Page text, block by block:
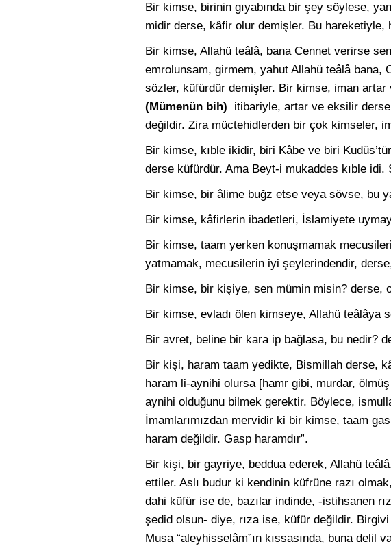
Bir kimse, birinin gıyabında bir şey söylese,
midir derse, kâfir olur demişler. Bu hareketiyle,
Bir kimse, Allahü teâlâ, bana Cennet verirse
emrolunsam, girmem, yahut Allahü teâlâ bana,
sözler, küfürdür demişler. Bir kimse, iman
(Mümenün bih) itibariyle, artar ve eksilir
değildir. Zira müctehidlerden bir çok kimseler,
Bir kimse, kıble ikidir, biri Kâbe ve biri
derse küfürdür. Ama Beyt-i mukaddes kıble
Bir kimse, bir âlime buğz etse veya sövse, bu
Bir kimse, kâfirlerin ibadetleri, İslamiyete
Bir kimse, taam yerken konuşmamak
yatmamak, mecusilerin iyi şeylerindendir,
Bir kimse, bir kişiye, sen mümin misin? derse,
Bir kimse, evladı ölen kimseye, Allahü teâlâya
Bir avret, beline bir kara ip bağlasa, bu nedir?
Bir kişi, haram taam yedikte, Bismillah derse,
haram li-aynihi olursa [hamr gibi, murdar,
aynihi olduğunu bilmek gerektir. Böylece,
İmamlarımızdan mervidir ki bir kimse, taam
haram değildir. Gasp haramdır”.
Bir kişi, bir gayriye, beddua ederek, Allahü
ettiler. Aslı budur ki kendinin küfrüne razı
dahi küfür ise de, bazılar indinde, -istihsanen
şedid olsun- diye, rıza ise, küfür değildir.
Musa “aleyhisselâm”ın kıssasında, buna delil